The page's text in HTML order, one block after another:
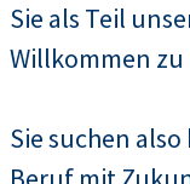
Sie als Teil
Willkommen zu
Sie suchen